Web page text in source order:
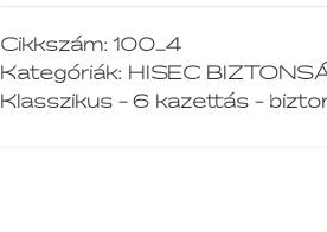
Cikkszám:100_4
Kategóriák: HISEC
Klasszikus - 6 kazettás -